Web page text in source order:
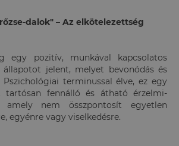
dalok" – Az elkötelezettség
egy pozitív, munkával kapcsolatos
jelent, melyet bevonódás és
Pszichológiai terminussal élve, ez egy
tartósan fennálló és átható érzelmi-
amely nem összpontosít egyetlen
egyénre vagy viselkedésre.